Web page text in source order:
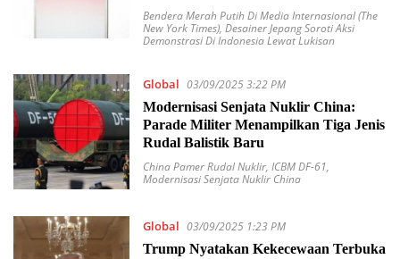
Internasional (The New York Times)
Bendera Merah Putih Di Media Internasional (The
New York Times), Desainer Jepang Soroti Aksi
Demonstrasi Di Indonesia Lewat Lukisan
Global 03/09/2025 3:22 PM
Modernisasi Senjata Nuklir China:
Parade Militer Menampilkan Tiga Jenis
Rudal Balistik Baru
China Pamer Rudal Nuklir, ICBM DF-61,
Modernisasi Senjata Nuklir China
Global 03/09/2025 1:23 PM
Trump Nyatakan Kekecewaan Terbuka